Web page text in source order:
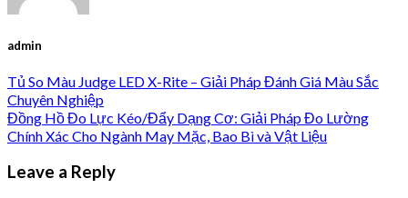
admin
Tủ So Màu Judge LED X-Rite – Giải Pháp Đánh Giá Màu Sắc
Chuyên Nghiệp
Đồng Hồ Đo Lực Kéo/Đẩy Dạng Cơ: Giải Pháp Đo Lường
Chính Xác Cho Ngành May Mặc, Bao Bì và Vật Liệu
Leave a Reply